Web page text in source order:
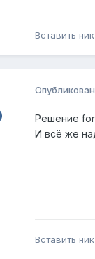
Вставить ник
Решение
И всё же
Вставить ник